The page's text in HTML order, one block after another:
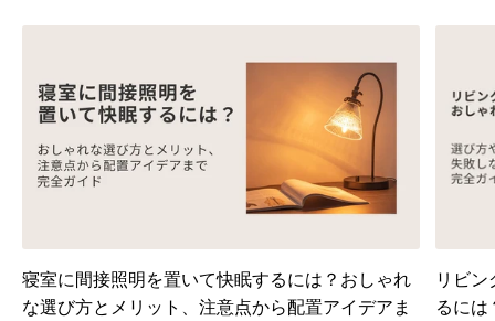
寝室に間接照明を置いて快眠するには？おしゃれ
な選び方とメリット、注意点から配置アイデアま
リビ
るには